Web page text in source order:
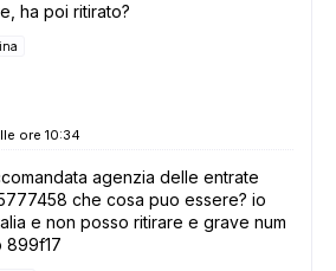
ha poi ritirato?
ore 10:34
agenzia delle entrate
che cosa puo essere? io
e non posso ritirare e grave num
899f17